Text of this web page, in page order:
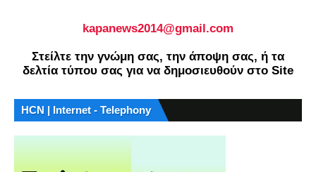
kapanews2014@gmail.com
Στείλτε την γνώμη σας, την άποψη σας, ή τα
δελτία τύπου σας για να δημοσιευθούν στο Site
HCN | Internet - Telephony